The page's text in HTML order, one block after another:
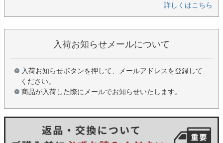
詳しくはこちら
入荷お知らせメールについて
入荷お知らせボタンを押して、メールアドレスを登録して
ください。
商品が入荷した際にメールでお知らせいたします。